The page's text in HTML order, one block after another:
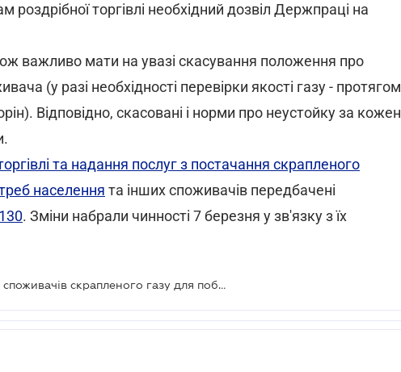
роздрібної торгівлі необхідний дозвіл Держпраці на
важливо мати на увазі скасування положення про
(у разі необхідності перевірки якості газу - протягом
Відповідно, скасовані і норми про неустойку за кожен
та надання послуг з постачання скрапленого
населення та інших споживачів передбачені
. Зміни набрали чинності 7 березня у зв'язку з їх
До уваги постачальників і споживачів скрапленого газу для побутових потреб